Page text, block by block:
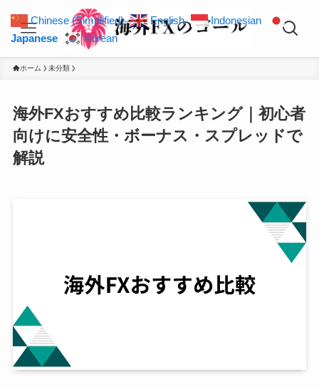
ホーム 未分類
海外FXおすすめ比較ランキング｜初心者
向けに安全性・ボーナス・スプレッドで
解説
Chinese (Simplified) English
Indonesian
Japanese
Korean